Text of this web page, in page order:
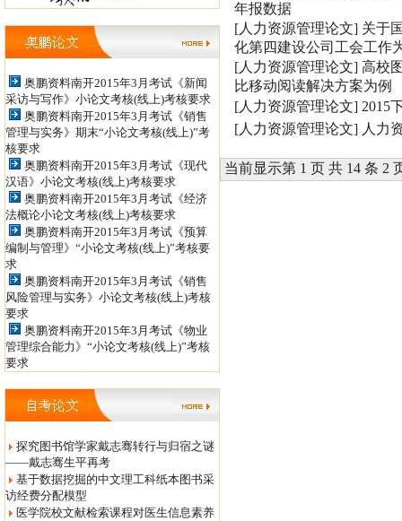
导QQ: 498886956 ，438160317信
箱：tianshanxiezuo@126.com 职
852398450 投稿信箱：
jiaoshizhijia888@126.com
奥鹏资料南开2015年3月考试《新闻
采访与写作》小论文考核(线上)考核要求
奥鹏资料南开2015年3月考试《销售
管理与实务》期末“小论文考核(线上)”考
核要求
奥鹏资料南开2015年3月考试《现代
汉语》小论文考核(线上)考核要求
奥鹏资料南开2015年3月考试《经济
法概论小论文考核(线上)考核要求
奥鹏资料南开2015年3月考试《预算
编制与管理》“小论文考核(线上)”考核要
求
奥鹏资料南开2015年3月考试《销售
风险管理与实务》小论文考核(线上)考核
要求
奥鹏资料南开2015年3月考试《物业
管理综合能力》“小论文考核(线上)”考核
要求
探究图书馆学家戴志骞转行与归宿之谜
——戴志骞生平再考
基于数据挖掘的中文理工科纸本图书采
访经费分配模型
医学院校文献检索课程对医生信息素养
年报数据
[人力资源管理论文] 关于
化第四建设公司工会工作
[人力资源管理论文] 高校
比移动阅读解决方案为例
[人力资源管理论文] 2015
[人力资源管理论文] 人力
当前显示第 1 页 共 14 条 2